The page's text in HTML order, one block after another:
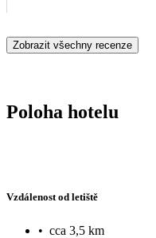
Zobrazit všechny recenze
Poloha hotelu
Vzdálenost od letiště
• cca 3,5 km